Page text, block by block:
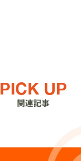
PICK UP
関連記事